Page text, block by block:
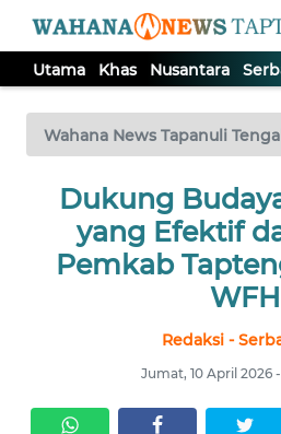
Utama Khas Nusantara
Wahana News Tapanuli
Dukung
yang Efektif
Pemkab
WFH
Redaksi -
Jumat, 10 April 2026
TV
Tutup
UTAMA
KHAS
SERBI